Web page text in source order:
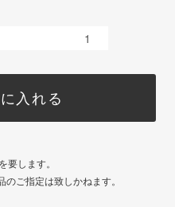
入れる
要します。
ご指定は致しかねます。